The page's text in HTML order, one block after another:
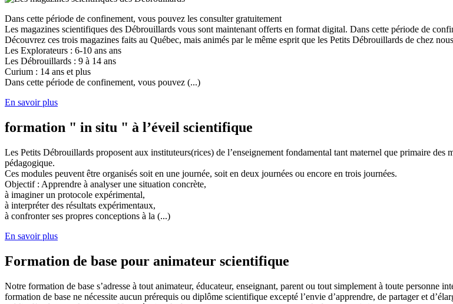
Dans cette période de confinement, vous pouvez les consulter gratuitement
Les magazines scientifiques des Débrouillards vous sont maintenant offerts en format digital. Dans cette période de
Découvrez ces trois magazines faits au Québec, mais animés par le même esprit que les Petits Débrouillards de chez
Les Explorateurs : 6-10 ans ans
Les Débrouillards : 9 à 14 ans
Curium : 14 ans et plus
Dans cette période de confinement, vous pouvez (...)
En savoir plus
formation " in situ " à l’éveil scientifique
Les Petits Débrouillards proposent aux instituteurs(rices) de l’enseignement fondamental tant maternel que primaire
pédagogique.
Ces modules peuvent être organisés soit en une journée, soit en deux journées ou encore en trois journées.
Objectif : Apprendre à analyser une situation concrète,
à imaginer un protocole expérimental,
à interpréter des résultats expérimentaux,
à confronter ses propres conceptions à la (...)
En savoir plus
Formation de base pour animateur scientifique
Notre formation de base s’adresse à tout animateur, éducateur, enseignant, parent ou tout simplement à toute personne
formation de base ne nécessite aucun prérequis ou diplôme scientifique excepté l’envie d’apprendre, de partager et